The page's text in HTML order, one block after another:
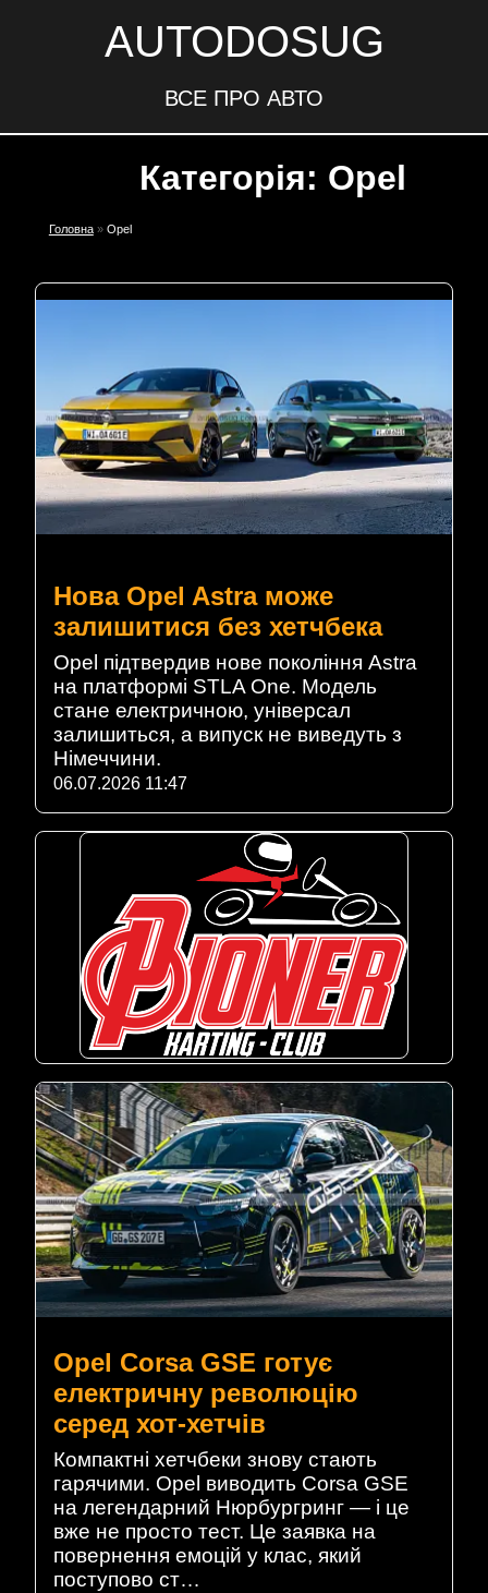
AUTODOSUG
ВСЕ ПРО АВТО
Категорія: Opel
Головна» Opel
Нова Opel Astra може
залишитися без хетчбека
Opel підтвердив нове покоління Astra
на платформі STLA One. Модель
стане електричною, універсал
залишиться, а випуск не виведуть з
Німеччини.
06.07.2026 11:47
Opel Corsa GSE готує
електричну революцію
серед хот-хетчів
Компактні хетчбеки знову стають
гарячими. Opel виводить Corsa GSE
на легендарний Нюрбургринг — і це
вже не просто тест. Це заявка на
повернення емоцій у клас, який
поступово ст…